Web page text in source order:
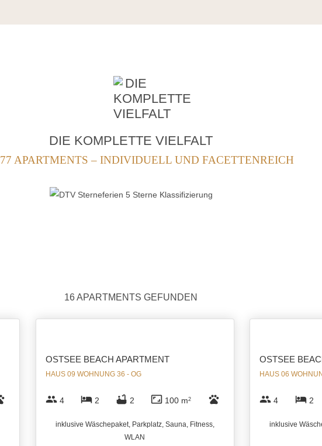
DIE KOMPLETTE VIELFALT
APARTMENTS – INDIVIDUELL UND FACETTENREICH
16 APARTMENTS GEFUNDEN
OSTSEE BEACH APARTMENT
HAUS 09 WOHNUNG 36 - OG
group 4 hotel 2 bathtub 2 aspect_ratio 100 m2 pets
inklusive Wäschepaket, Parkplatz, Sauna, Fitness,
WLAN
OSTSEE
HAUS 06
group 4 hotel 2
inklusive